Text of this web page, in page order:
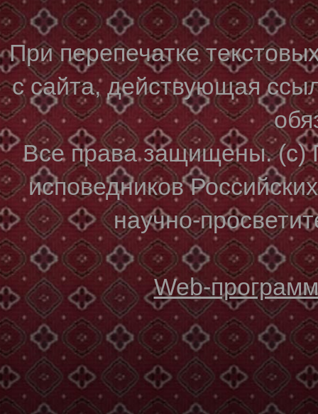
При перепечатке
с сайта, действующая
Все права защищены. (с)
исповедников
научно-
Web-